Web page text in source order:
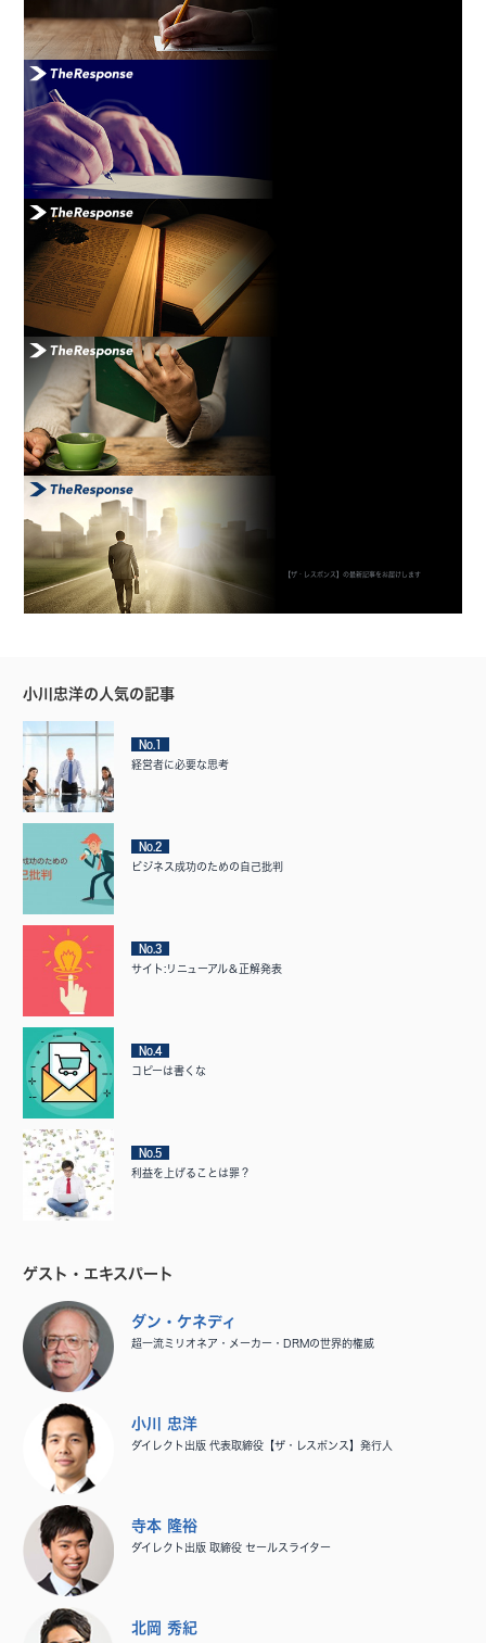
【ザ・レスポンス】の最新記事をお届けします
小川忠洋の人気の記事
No.1
経営者に必要な思考
No.2
ビジネス成功のための自己批判
No.3
サイト:リニューアル＆正解発表
No.4
コピーは書くな
No.5
利益を上げることは罪？
ゲスト・エキスパート
ダン・ケネディ
超一流ミリオネア・メーカー・DRMの世界的権威
小川 忠洋
ダイレクト出版 代表取締役【ザ・レスポンス】発行人
寺本 隆裕
ダイレクト出版 取締役 セールスライター
北岡 秀紀